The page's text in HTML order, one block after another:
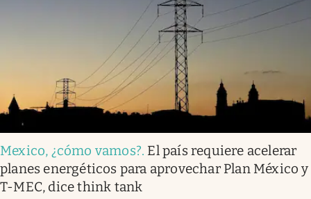
Mexico, ¿cómo vamos?. El país requiere acelerar
planes energéticos para aprovechar Plan México y
T-MEC, dice think tank